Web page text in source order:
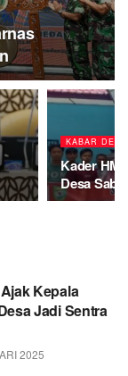
KABAR DESA
Kader
Desa
Kepala
Jadi Sentra
2025